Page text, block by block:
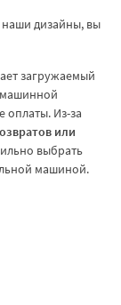
дизайны, вы
загружаемый
машинной
оплаты. Из-за
или
выбрать
машиной.